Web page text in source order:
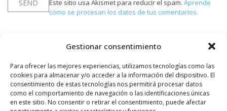
Gestionar consentimiento
Para ofrecer las mejores experiencias, utilizamos tecnologías como las
cookies para almacenar y/o acceder a la información del dispositivo. El
consentimiento de estas tecnologías nos permitirá procesar datos
como el comportamiento de navegación o las identificaciones únicas
en este sitio. No consentir o retirar el consentimiento, puede afectar
Este sitio usa Akismet para reducir el spam. Aprende
cómo se procesan los datos de tus comentarios.